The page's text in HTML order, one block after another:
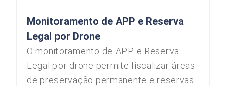
Monitoramento de APP e Reserva
Legal por Drone
O monitoramento de APP e Reserva
Legal por drone permite fiscalizar áreas
de preservação permanente e reservas